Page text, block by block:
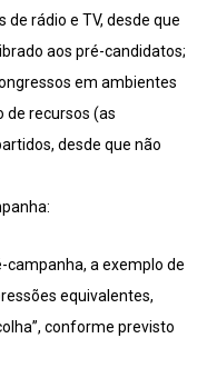
rádio e TV, desde que
aos pré-candidatos;
em ambientes
de recursos (as
desde que não
campanha, a exemplo de
equivalentes,
conforme previsto